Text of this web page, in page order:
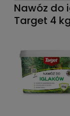
Nawóz do
Target 4